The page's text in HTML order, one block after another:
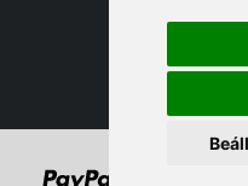
Follow us